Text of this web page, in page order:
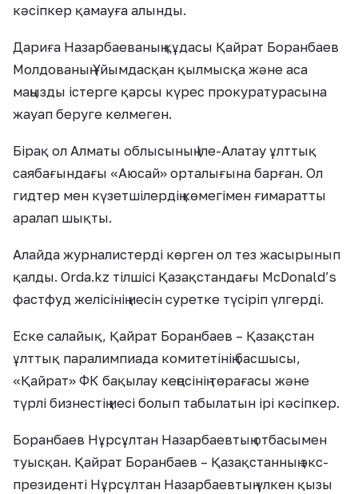
кәсіпкер қамауға алынды.
Дариға Назарбаеваның құдасы Қайрат Боранбаев
Молдованың Ұйымдасқан қылмысқа және аса
маңызды істерге қарсы күрес прокуратурасына
жауап беруге келмеген.
Бірақ ол Алматы облысының Іле-Алатау ұлттық
саябағындағы «Аюсай» орталығына барған. Ол
гидтер мен күзетшілердің көмегімен ғимаратты
аралап шықты.
Алайда журналистерді көрген ол тез жасырынып
қалды. Orda.kz тілшісі Қазақстандағы McDonald’s
фастфуд желісінің иесін суретке түсіріп үлгерді.
Еске салайық, Қайрат Боранбаев – Қазақстан
ұлттық паралимпиада комитетінің басшысы,
«Қайрат» ФК бақылау кеңесінің төрағасы және
түрлі бизнестің иесі болып табылатын ірі кәсіпкер.
Боранбаев Нұрсұлтан Назарбаевтың отбасымен
туысқан. Қайрат Боранбаев – Қазақстанның экс-
президенті Нұрсұлтан Назарбаевтың үлкен қызы